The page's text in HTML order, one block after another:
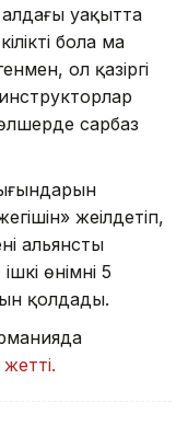
уақытта
бола ма
ол қазіргі
сарбаз
жеңілдетіп,
альянстың
өнімнің 5
қолдады.